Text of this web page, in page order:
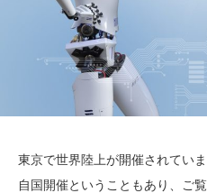
東京で世界陸上が開催されていま
自国開催ということもあり、ご